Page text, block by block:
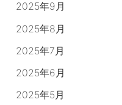
2025年9月
2025年8月
2025年7月
2025年6月
2025年5月